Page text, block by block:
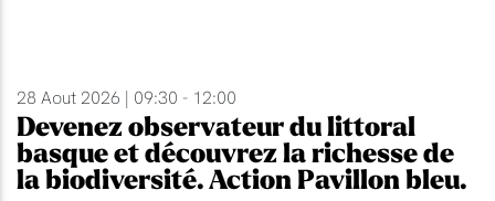
28 Aout 2026 | 09:30 - 12:00
Devenez observateur du littoral
basque et découvrez la richesse de
la biodiversité. Action Pavillon bleu.